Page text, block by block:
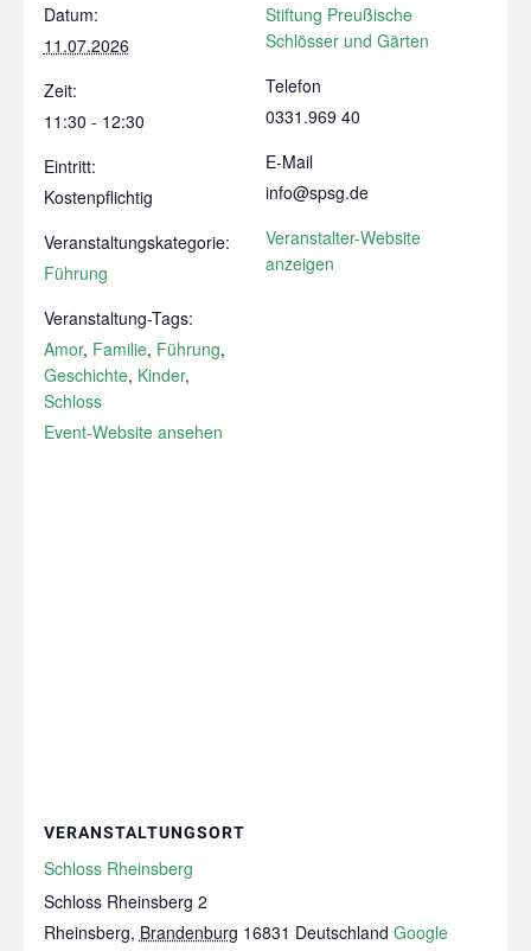
Datum:
11.07.2026
Zeit:
11:30 - 12:30
Eintritt:
Kostenpflichtig
Veranstaltungskategorie:
Führung
Veranstaltung-Tags:
Amor, Familie, Führung,
Geschichte, Kinder,
Schloss
Event-Website ansehen
Stiftung Preußische
Schlösser und Gärten
Telefon
0331.969 40
E-Mail
info@spsg.de
Veranstalter-Website
anzeigen
VERANSTALTUNGSORT
Schloss Rheinsberg
Schloss Rheinsberg 2
Rheinsberg, Brandenburg 16831 Deutschland Google